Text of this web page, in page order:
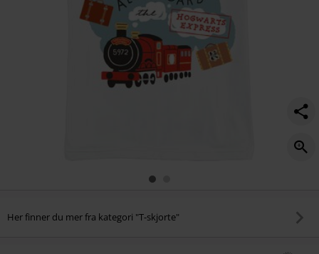
Her finner du mer fra kategori "T-skjorte"